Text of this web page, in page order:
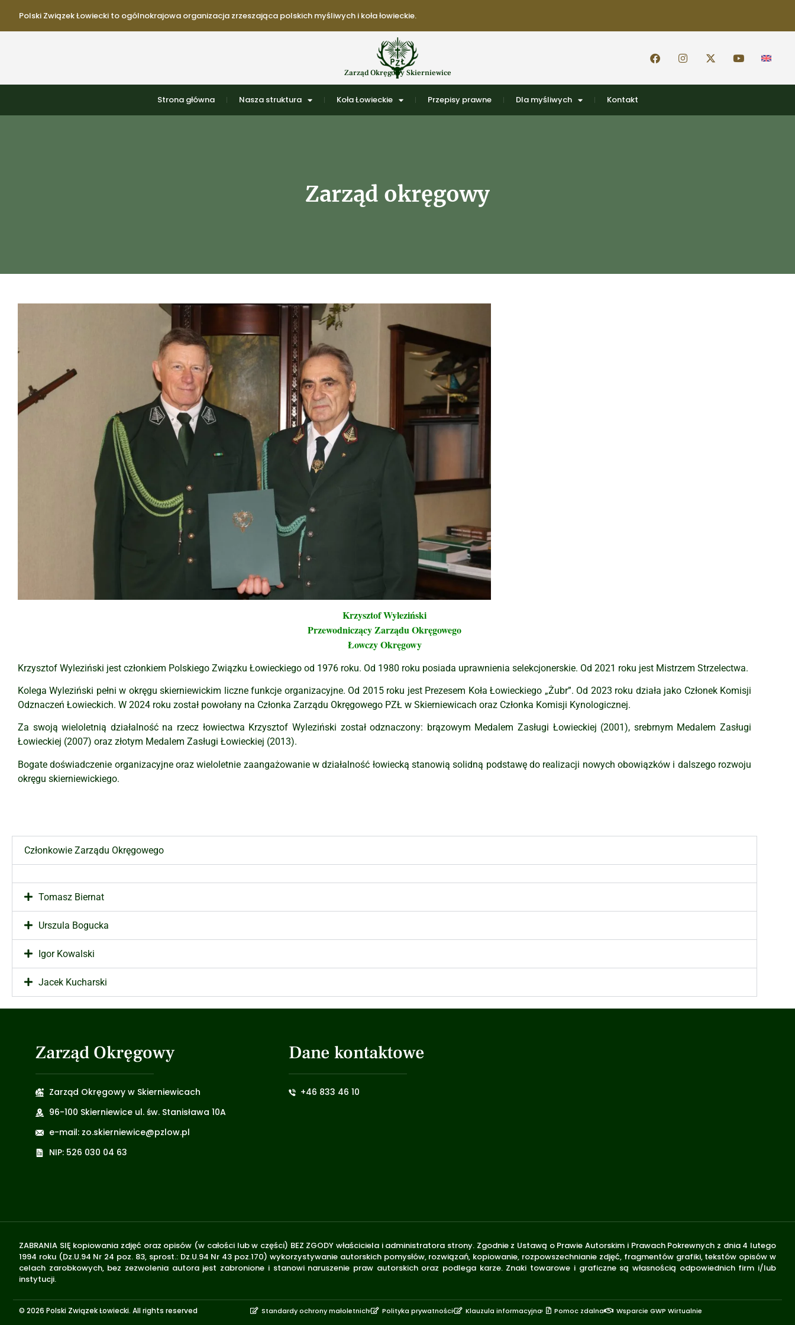
Polski Związek Łowiecki to ogólnokrajowa organizacja zrzeszająca polskich myśliwych i koła łowieckie.
Zarząd Okręgowy Skierniewice
Strona główna Nasza struktura Koła Łowieckie Przepisy prawne Dla myśliwych Kontakt
Zarząd okręgowy
Krzysztof Wyleziński
Przewodniczący Zarządu Okręgowego
Łowczy Okręgowy
Krzysztof Wyleziński jest członkiem Polskiego Związku Łowieckiego od 1976 roku. Od 1980 roku posiada uprawnienia selekcjonerskie. Od 2021 roku jest Mistrzem Strzelectwa.
Kolega Wyleziński pełni w okręgu skierniewickim liczne funkcje organizacyjne. Od 2015 roku jest Prezesem Koła Łowieckiego „Żubr”. Od 2023 roku działa jako Członek Komisji
Odznaczeń Łowieckich. W 2024 roku został powołany na Członka Zarządu Okręgowego PZŁ w Skierniewicach oraz Członka Komisji Kynologicznej.
Za swoją wieloletnią działalność na rzecz łowiectwa Krzysztof Wyleziński został odznaczony: brązowym Medalem Zasługi Łowieckiej (2001), srebrnym Medalem Zasługi
Łowieckiej (2007) oraz złotym Medalem Zasługi Łowieckiej (2013).
Bogate doświadczenie organizacyjne oraz wieloletnie zaangażowanie w działalność łowiecką stanowią solidną podstawę do realizacji nowych obowiązków i dalszego rozwoju
okręgu skierniewickiego.
Członkowie Zarządu Okręgowego
Tomasz Biernat
Urszula Bogucka
Igor Kowalski
Jacek Kucharski
Zarząd Okręgowy
Zarząd Okręgowy w Skierniewicach
96-100 Skierniewice ul. św. Stanisława 10A
e-mail: zo.skierniewice@pzlow.pl
NIP: 526 030 04 63
Dane kontaktowe
+46 833 46 10
ZABRANIA SIĘ kopiowania zdjęć oraz opisów (w całości lub w części) BEZ ZGODY właściciela i administratora strony. Zgodnie z Ustawą o Prawie Autorskim i Prawach Pokrewnych z dnia 4 lutego
1994 roku (Dz.U.94 Nr 24 poz. 83, sprost.: Dz.U.94 Nr 43 poz.170) wykorzystywanie autorskich pomysłów, rozwiązań, kopiowanie, rozpowszechnianie zdjęć, fragmentów grafiki, tekstów opisów w
celach zarobkowych, bez zezwolenia autora jest zabronione i stanowi naruszenie praw autorskich oraz podlega karze. Znaki towarowe i graficzne są własnością odpowiednich firm i/lub
instytucji.
© 2026 Polski Związek Łowiecki. All rights reserved Standardy ochrony małoletnich Polityka prywatności Klauzula informacyjna Pomoc zdalna Wsparcie GWP Wirtualnie